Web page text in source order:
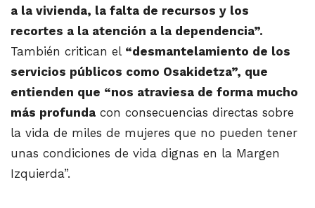
a la vivienda, la falta de recursos y los
recortes a la atención a la dependencia”.
También critican el “desmantelamiento de los
servicios públicos como Osakidetza”, que
entienden que “nos atraviesa de forma mucho
más profunda con consecuencias directas sobre
la vida de miles de mujeres que no pueden tener
unas condiciones de vida dignas en la Margen
Izquierda”.